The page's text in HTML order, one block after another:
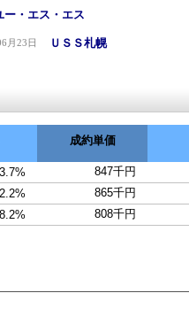
ー・エス・エス
月23日 ＵＳＳ札幌
成約単価
847千円
865千円
808千円